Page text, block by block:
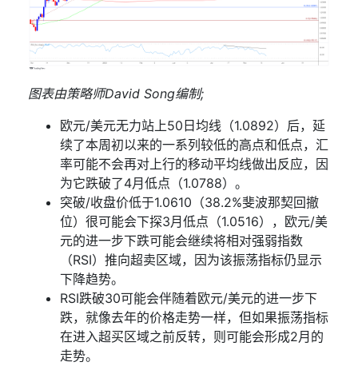
图表由策略师David Song编制;
欧元/美元无力站上50 日均线（1.0892）后，延
续了本周初以来的一系列较低的高点和低点，汇
率可能不会再对上行的移动平均线做出反应，因
为它跌破了4月低点（1.0788）。
突破/收盘价低于1.0610 （38.2%斐波那契回撤
位）很可能会下探3月低点（1.0516），欧元/美
元的进一步下跌可能会继续将相对强弱指数
（RSI）推向超卖区域，因为该振荡指标仍显示
下降趋势。
RSI跌破30可能会伴随着欧元/美元的进一步下
跌，就像去年的价格走势一样，但如果振荡指标
在进入超买区域之前反转，则可能会形成2月的
走势。